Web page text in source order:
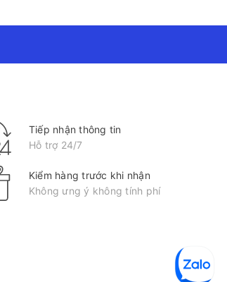
Tiếp nhận thông tin
Hỗ trợ 24/7
Kiểm hàng trước khi nhận
Không ưng ý không tính phí